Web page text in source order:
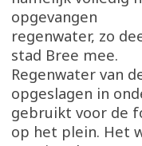
opgevangen
regenwater, zo
stad Bree mee.
Regenwater van
opgeslagen in
gebruikt voor de
op het plein. Het